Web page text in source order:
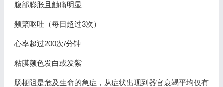
腹部膨胀且触痛明显
频繁呕吐（每日超过3次）
心率超过200次/分钟
粘膜颜色发白或发紫
肠梗阻是危及生命的急症，从症状出现到器官衰竭平均仅有